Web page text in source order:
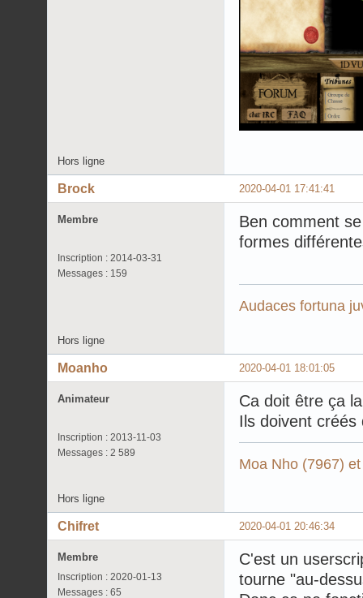
Hors ligne
2020-04-01 17:41:41
Brock
Membre
Inscription : 2014-03-31
Messages : 159
Ben comment
formes
Audaces fortuna
Hors ligne
2020-04-01 18:01:05
Moanho
Animateur
Inscription : 2013-11-03
Messages : 2 589
Ca doit être ça
Ils doivent
Moa Nho (7967)
Hors ligne
2020-04-01 20:46:34
Chifret
Membre
Inscription : 2020-01-13
Messages : 65
C'est un
tourne "au-